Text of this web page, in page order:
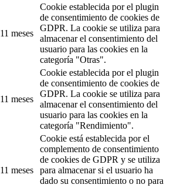
11 meses
Cookie establecida por el plugin
de consentimiento de cookies de
GDPR. La cookie se utiliza para
almacenar el consentimiento del
usuario para las cookies en la
categoría "Otras".
11 meses
Cookie establecida por el plugin
de consentimiento de cookies de
GDPR. La cookie se utiliza para
almacenar el consentimiento del
usuario para las cookies en la
categoría "Rendimiento".
11 meses
Cookie está establecida por el
complemento de consentimiento
de cookies de GDPR y se utiliza
para almacenar si el usuario ha
dado su consentimiento o no para